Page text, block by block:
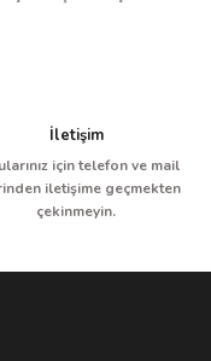
İletişim
için telefon ve mail
iletişime geçmekten
çekinmeyin.